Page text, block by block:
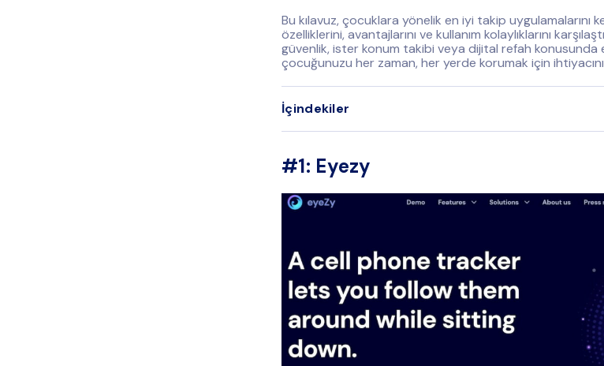
Bu kılavuz, çocuklara yönelik en iyi takip uygulamalarını
özelliklerini, avantajlarını ve kullanım kolaylıklarını
güvenlik, ister konum takibi veya dijital refah konusunda
çocuğunuzu her zaman, her yerde korumak için
İçindekiler
#1: Eyezy